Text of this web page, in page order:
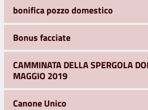
bonifica pozzo domestico
Bonus facciate
CAMMINATA DELLA SPERGOLA
MAGGIO 2019
Canone Unico